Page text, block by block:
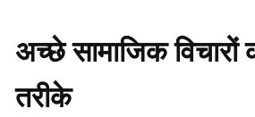
अच्छे सामाजिक
तरीके